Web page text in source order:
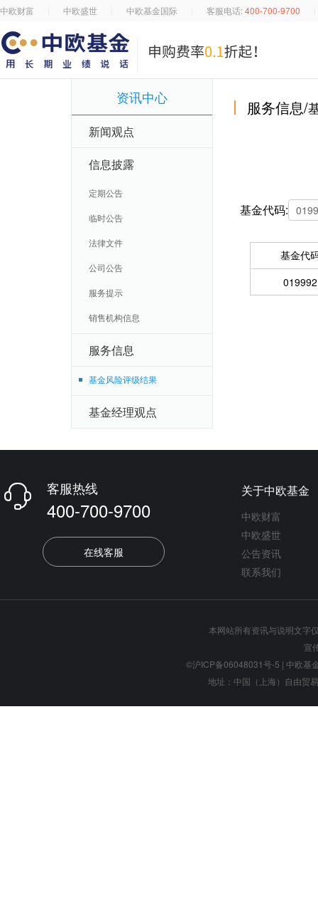
中欧财富 中欧盛世 中欧基金国际 客服电话:400-700-9700
资讯中心
新闻观点
信息披露
定期公告
临时公告
法律文件
公司公告
服务提示
销售机构信息
服务信息
基金风险评级结果
基金经理观点
服务信息/
基金代码:
基金代
019992
 客服热线
400-700-9700
在线客服
关于中欧基金
中欧财富
中欧盛世
公告资讯
联系我们
本网站所有资讯与说明文字
宣
©沪ICP备06048031号-5 | 中欧基
地址：中国（上海）自由贸